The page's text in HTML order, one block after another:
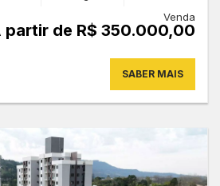
Venda
partir de R$ 350.000,00
SABER MAIS